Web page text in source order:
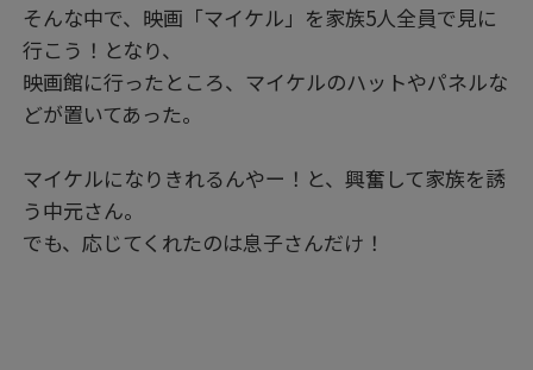
そんな中で、映画「マイケル」を家族5人全員で見に
行こう！となり、
映画館に行ったところ、マイケルのハットやパネルな
どが置いてあった。
マイケルになりきれるんやー！と、興奮して家族を誘
う中元さん。
でも、応じてくれたのは息子さんだけ！